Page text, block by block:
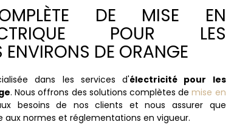
DE MISE EN
POUR LES
ENVIRONS DE ORANGE
dans les services d'électricité pour les
. Nous offrons des solutions complètes demise en
besoins de nos clients et nous assurer que
aux normes et réglementations en vigueur.